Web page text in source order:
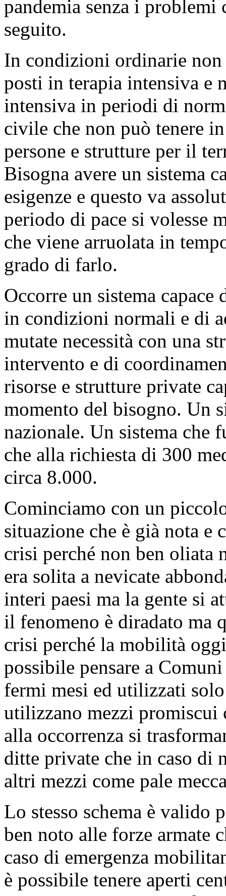
pandemia senza i
seguito.
In condizioni ordinarie
posti in terapia intensiva e
intensiva in periodi di
civile che non può tenere
persone e strutture per il
Bisogna avere un sistema
esigenze e questo va
periodo di pace si volesse
che viene arruolata in
grado di farlo.
Occorre un sistema
in condizioni normali e di
mutate necessità con una
intervento e di
risorse e strutture private
momento del bisogno. Un
nazionale. Un sistema che
che alla richiesta di 300
circa 8.000.
Cominciamo con un
situazione che è già nota e
crisi perché non ben oliata
era solita a nevicate
interi paesi ma la gente si
il fenomeno è diradato ma
crisi perché la mobilità
possibile pensare a
fermi mesi ed utilizzati
utilizzano mezzi promiscui
alla occorrenza si
ditte private che in caso di
altri mezzi come pale
Lo stesso schema è valido
ben noto alle forze armate
caso di emergenza
è possibile tenere aperti